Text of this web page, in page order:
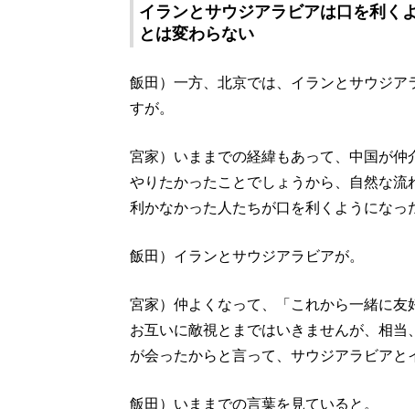
イランとサウジアラビアは口を利く
とは変わらない
飯田）一方、北京では、イランとサウジ
すが。
宮家）いままでの経緯もあって、中国が
やりたかったことでしょうから、自然な
利かなかった人たちが口を利くようになっ
飯田）イランとサウジアラビアが。
宮家）仲よくなって、「これから一緒に友
お互いに敵視とまではいきませんが、相
が会ったからと言って、サウジアラビアと
飯田）いままでの言葉を見ていると。